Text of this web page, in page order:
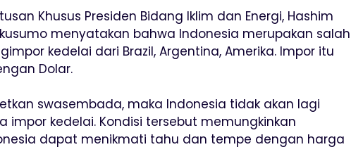
Khusus Presiden Bidang Iklim dan Energi, Hashim
menyatakan bahwa Indonesia merupakan salah
kedelai dari Brazil, Argentina, Amerika. Impor itu
Dolar.
swasembada, maka Indonesia tidak akan lagi
impor kedelai. Kondisi tersebut memungkinkan
dapat menikmati tahu dan tempe dengan harga